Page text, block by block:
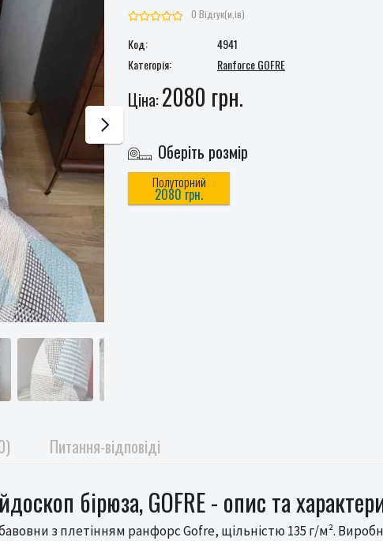
0 Відгук(и,ів)
Код:
4941
Категорія:
Ranforce GOFRE
Ціна:2080 грн.
Оберіть розмір
Полуторний
2080 грн.
Питання-відповіді
бірюза, GOFRE - опис та
з плетінням ранфорс Gofre, щільністю 135 г/м².